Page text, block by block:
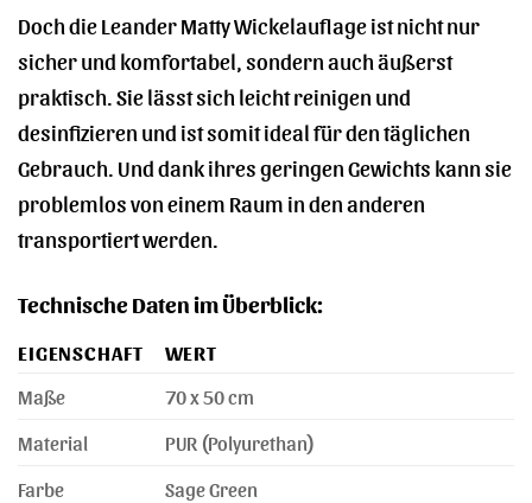
Doch die Leander Matty Wickelauflage ist nicht nur
sicher und komfortabel, sondern auch äußerst
praktisch. Sie lässt sich leicht reinigen und
desinfizieren und ist somit ideal für den täglichen
Gebrauch. Und dank ihres geringen Gewichts kann sie
problemlos von einem Raum in den anderen
transportiert werden.
Technische Daten im Überblick:
EIGENSCHAFT
WERT
Maße
70 x 50 cm
Material
PUR (Polyurethan)
Farbe
Sage Green